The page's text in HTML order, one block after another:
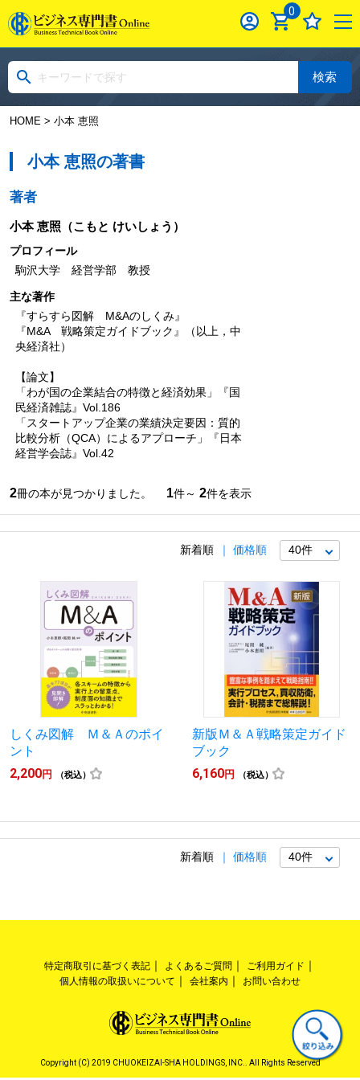
0
検索
HOME> 小本 恵照
小本 恵照の著書
著者
小本 恵照 （こもと けいしょう）
プロフィール
駒沢大学 経営学部 教授
主な著作
『すらすら図解 M&Aのしくみ』
『M&A 戦略策定ガイドブック』（以上，中
央経済社）
【論文】
「わが国の企業結合の特徴と経済効果」『国
民経済雑誌』Vol.186
「スタートアップ企業の業績決定要因：質的
比較分析（QCA）によるアプローチ」『日本
経営学会誌』Vol.42
2冊の本が見つかりました。 1件～ 2件を表示
新着順 価格順
しくみ図解 Ｍ＆Ａのポイ
ント
2,200円 （税込）
新版Ｍ＆Ａ戦略策定ガイド
ブック
6,160円 （税込）
新着順 価格順
特定商取引に基づく表記 よくあるご質問
ご利用ガイド
個人情報の取扱いについて
会社案内 お問い合わせ
Copyright (C) 2019 CHUOKEIZAI-SHA HOLDINGS, INC.. All Rights Reserved